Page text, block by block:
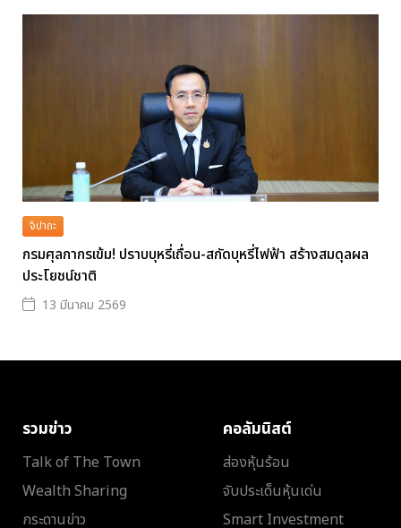
จิปาถะ
กรมศุลกากรเข้ม! ปราบบุหรี่เถื่อน-สกัดบุหรี่ไฟฟ้า สร้างสมดุลผล
ประโยชน์ชาติ
13 มีนาคม 2569
รวมข่าว
Talk of The Town
Wealth Sharing
กระดานข่าว
คอลัมนิสต์
ส่องหุ้นร้อน
จับประเด็นหุ้นเด่น
Smart Investment